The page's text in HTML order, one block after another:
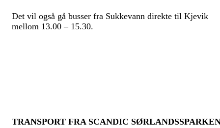
Det vil også gå busser fra Sukkevann direkte til Kjevik
mellom 13.00 – 1 5.30.
TRANSPORT FRA SCANDIC